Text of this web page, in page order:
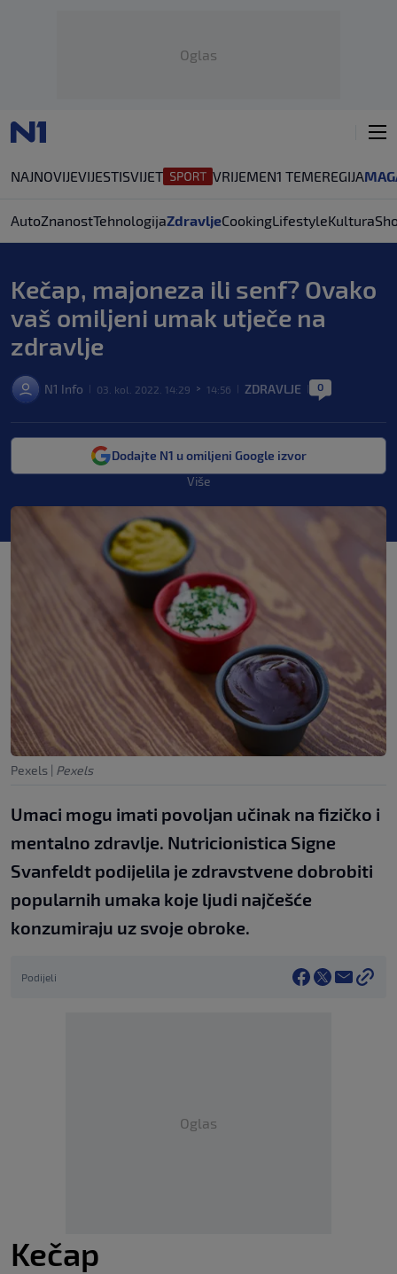
Oglas
NAJNOVIJEVIJESTISVIJET VRIJEMEN1 TEMEREGIJA
AutoZnanostTehnologijaZdravljeCookingLifestyleKultura
Kečap, majoneza ili senf? Ovako
vaš omiljeni umak utječe na
zdravlje
N1 Info 03. kol. 2022. 14:29 > 14:56 ZDRAVLJE 0
Dodajte N1 u omiljeni Google izvor
Više
Pexels | Pexels
Umaci mogu imati povoljan učinak na fizičko i
mentalno zdravlje. Nutricionistica Signe
Svanfeldt podijelila je zdravstvene dobrobiti
popularnih umaka koje ljudi najčešće
konzumiraju uz svoje obroke.
Podijeli
Oglas
Kečap